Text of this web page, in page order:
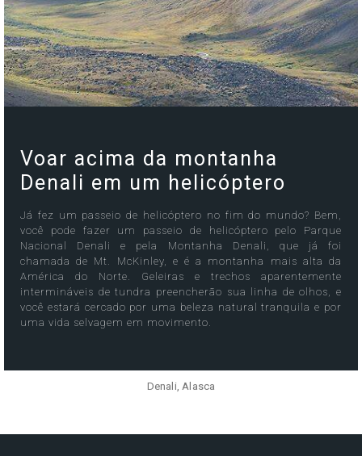
Voar acima da montanha
Denali em um helicóptero
Já fez um passeio de helicóptero no fim do mundo? Bem,
você pode fazer um passeio de helicóptero pelo Parque
Nacional Denali e pela Montanha Denali, que já foi
chamada de Mt. McKinley, e é a montanha mais alta da
América do Norte. Geleiras e trechos aparentemente
intermináveis ​​de tundra preencherão sua linha de olhos, e
você estará cercado por uma beleza natural tranquila e por
uma vida selvagem em movimento.
Denali, Alasca